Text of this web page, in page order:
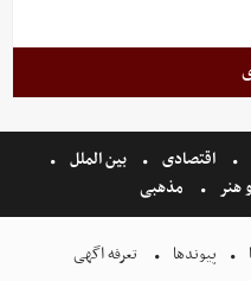
اقتصادی
بین الملل
هنر مذهبی
پیوندها تعرفه اگهی